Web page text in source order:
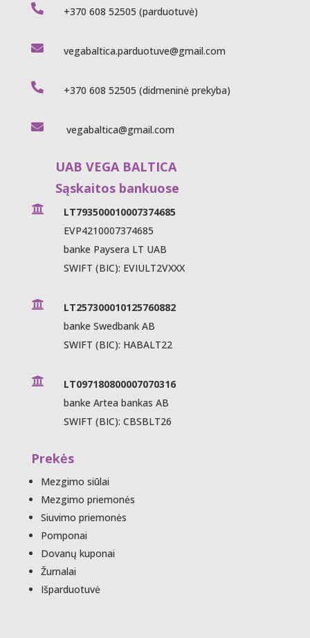
 +370 608 52505 (parduotuvė)
 vegabaltica.parduotuve@gmail.com
 +370 608 52505 (didmeninė prekyba)
 vegabaltica@gmail.com
UAB VEGA BALTICA
Sąskaitos bankuose

LT793500010007374685
EVP4210007374685
banke Paysera LT UAB
SWIFT (BIC): EVIULT2VXXX

LT257300010125760882
banke Swedbank AB
SWIFT (BIC): HABALT22

LT097180800007070316
banke Artea bankas AB
SWIFT (BIC): CBSBLT26
Prekės
Mezgimo siūlai
Mezgimo priemonės
Siuvimo priemonės
Pomponai
Dovanų kuponai
Žurnalai
Išparduotuvė